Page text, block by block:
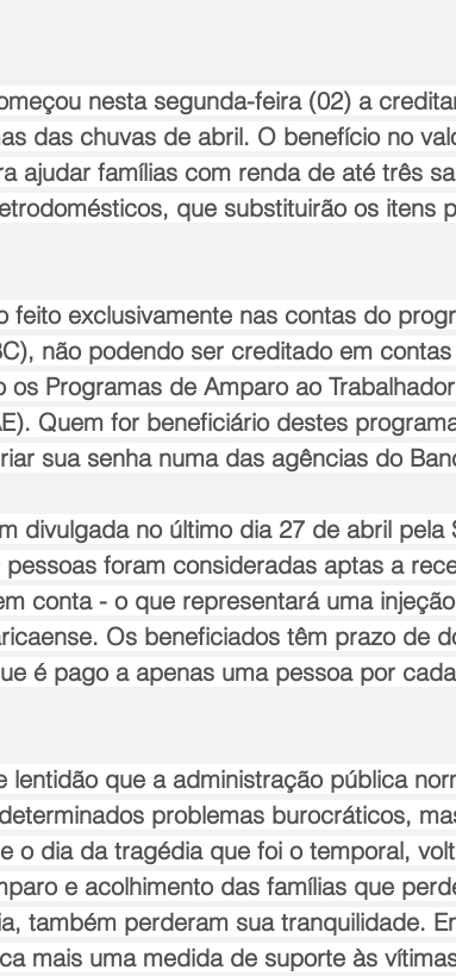
nesta segunda-feira (02) a
das chuvas de abril. O benefício no
ajudar famílias com renda de até três
que substituirão os itens
feito exclusivamente nas contas do
não podendo ser creditado em
Programas de Amparo ao Trabalhador
Quem for beneficiário destes
sua senha numa das agências do
divulgada no último dia 27 de abril pela
foram consideradas aptas a
conta - o que representará uma
Os beneficiados têm prazo de
é pago a apenas uma pessoa por
lentidão que a administração pública
problemas burocráticos,
o dia da tragédia que foi o temporal,
e acolhimento das famílias que
também perderam sua tranquilidade.
mais uma medida de suporte às